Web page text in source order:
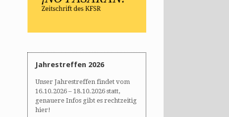
Jahrestreffen 2026
Unser Jahrestreffen findet vom
16.10.2026 – 18.10.2026 statt,
genauere Infos gibt es rechtzeitig
hier!